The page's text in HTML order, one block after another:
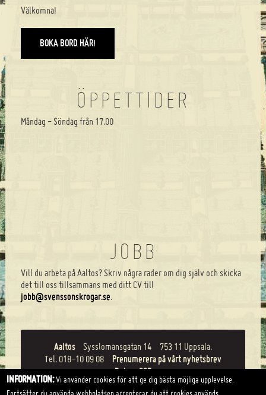
Välkomna!
BOKA BORD HÄR!
ÖPPETTIDER
Måndag - Söndag från 17.00
JOBB
Vill du arbeta på Aaltos? Skriv några rader om dig själv och skicka
det till oss tillsammans med ditt CV till
jobb@svenssonskrogar.se.
Aaltos Sysslomansgatan 14
753 11 Uppsala.
Tel. 018-10 09 08
Prenumerera på vårt nyhetsbrev
Boka
CSR
INFORMATION:Vi använder cookies för att ge dig bästa möjliga upplevelse.